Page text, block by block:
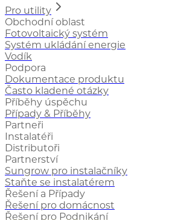
Pro utility
Obchodní oblast
Fotovoltaický systém
Systém ukládání energie
Vodík
Podpora
Dokumentace produktu
Často kladené otázky
Příběhy úspěchu
Případy & Příběhy
Partneři
Instalatéři
Distributoři
Partnerství
Sungrow pro instalačníky
Staňte se instalatérem
Řešení a Případy
Řešení pro domácnost
Řešení pro Podnikání